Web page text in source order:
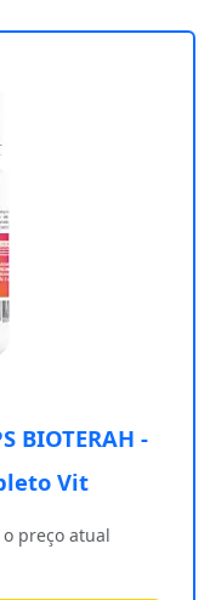
BIOTERAH -
Vit
preço atual